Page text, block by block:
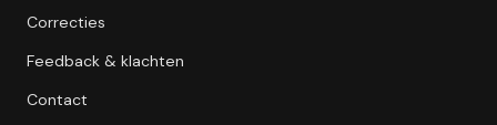
Correcties
Feedback & klachten
Contact